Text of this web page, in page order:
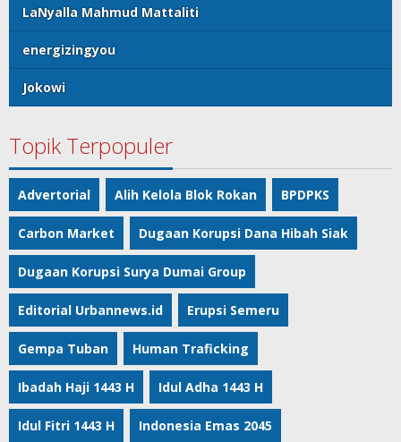
LaNyalla Mahmud Mattaliti
energizingyou
Jokowi
Topik Terpopuler
Advertorial Alih Kelola Blok Rokan BPDPKS
Carbon Market Dugaan Korupsi Dana Hibah Siak
Dugaan Korupsi Surya Dumai Group
Editorial Urbannews.id Erupsi Semeru
Gempa Tuban Human Traficking
Ibadah Haji 1443 H Idul Adha 1443 H
Idul Fitri 1443 H Indonesia Emas 2045